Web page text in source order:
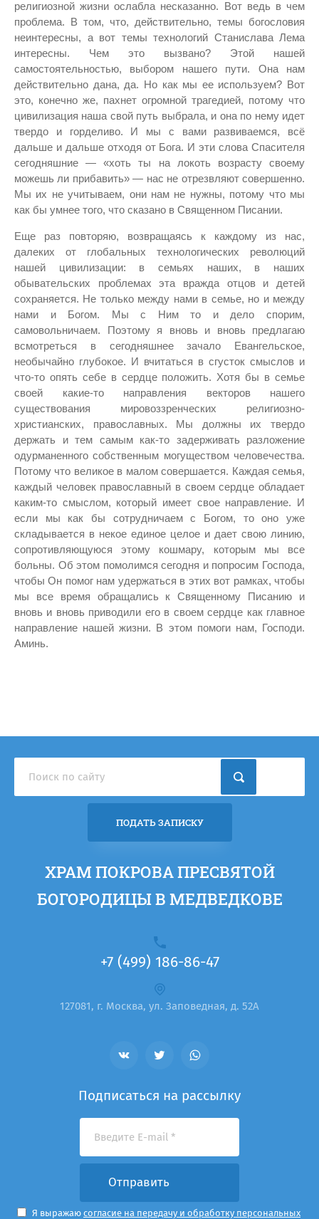
религиозной жизни ослабла несказанно. Вот ведь в чем
проблема. В том, что, действительно, темы богословия
неинтересны, а вот темы технологий Станислава Лема
интересны. Чем это вызвано? Этой нашей
самостоятельностью, выбором нашего пути. Она нам
действительно дана, да. Но как мы ее используем? Вот
это, конечно же, пахнет огромной трагедией, потому что
цивилизация наша свой путь выбрала, и она по нему идет
твердо и горделиво. И мы с вами развиваемся, всё
дальше и дальше отходя от Бога. И эти слова Спасителя
сегодняшние — «хоть ты на локоть возрасту своему
можешь ли прибавить» — нас не отрезвляют совершенно.
Мы их не учитываем, они нам не нужны, потому что мы
как бы умнее того, что сказано в Священном Писании.
Еще раз повторяю, возвращаясь к каждому из нас,
далеких от глобальных технологических революций
нашей цивилизации: в семьях наших, в наших
обывательских проблемах эта вражда отцов и детей
сохраняется. Не только между нами в семье, но и между
нами и Богом. Мы с Ним то и дело спорим,
самовольничаем. Поэтому я вновь и вновь предлагаю
всмотреться в сегодняшнее зачало Евангельское,
необычайно глубокое. И вчитаться в сгусток смыслов и
что-то опять себе в сердце положить. Хотя бы в семье
своей какие-то направления векторов нашего
существования мировоззренческих религиозно-
христианских, православных. Мы должны их твердо
держать и тем самым как-то задерживать разложение
одурманенного собственным могуществом человечества.
Потому что великое в малом совершается. Каждая семья,
каждый человек православный в своем сердце обладает
каким-то смыслом, который имеет свое направление. И
если мы как бы сотрудничаем с Богом, то оно уже
складывается в некое единое целое и дает свою линию,
сопротивляющуюся этому кошмару, которым мы все
больны. Об этом помолимся сегодня и попросим Господа,
чтобы Он помог нам удержаться в этих вот рамках, чтобы
мы все время обращались к Священному Писанию и
вновь и вновь приводили его в своем сердце как главное
направление нашей жизни. В этом помоги нам, Господи.
Аминь.
+7 (499) 186-86-47
127081, г. Москва, ул. Заповедная, д. 52А
ХРАМ ПОКРОВА ПРЕСВЯТОЙ
БОГОРОДИЦЫ В МЕДВЕДКОВЕ
ПОДАТЬ ЗАПИСКУ
Подписаться на рассылку
Отправить
Я выражаю согласие на передачу и обработку персональных